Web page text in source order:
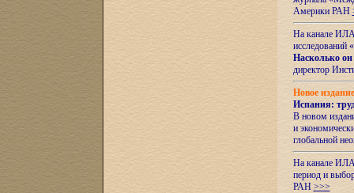
Америки РАН
На канале ИЛА
исследований «
Насколько он
директор
Новое
Испания:
В новом
и
глобальной
На канале
период и
РАН >>>